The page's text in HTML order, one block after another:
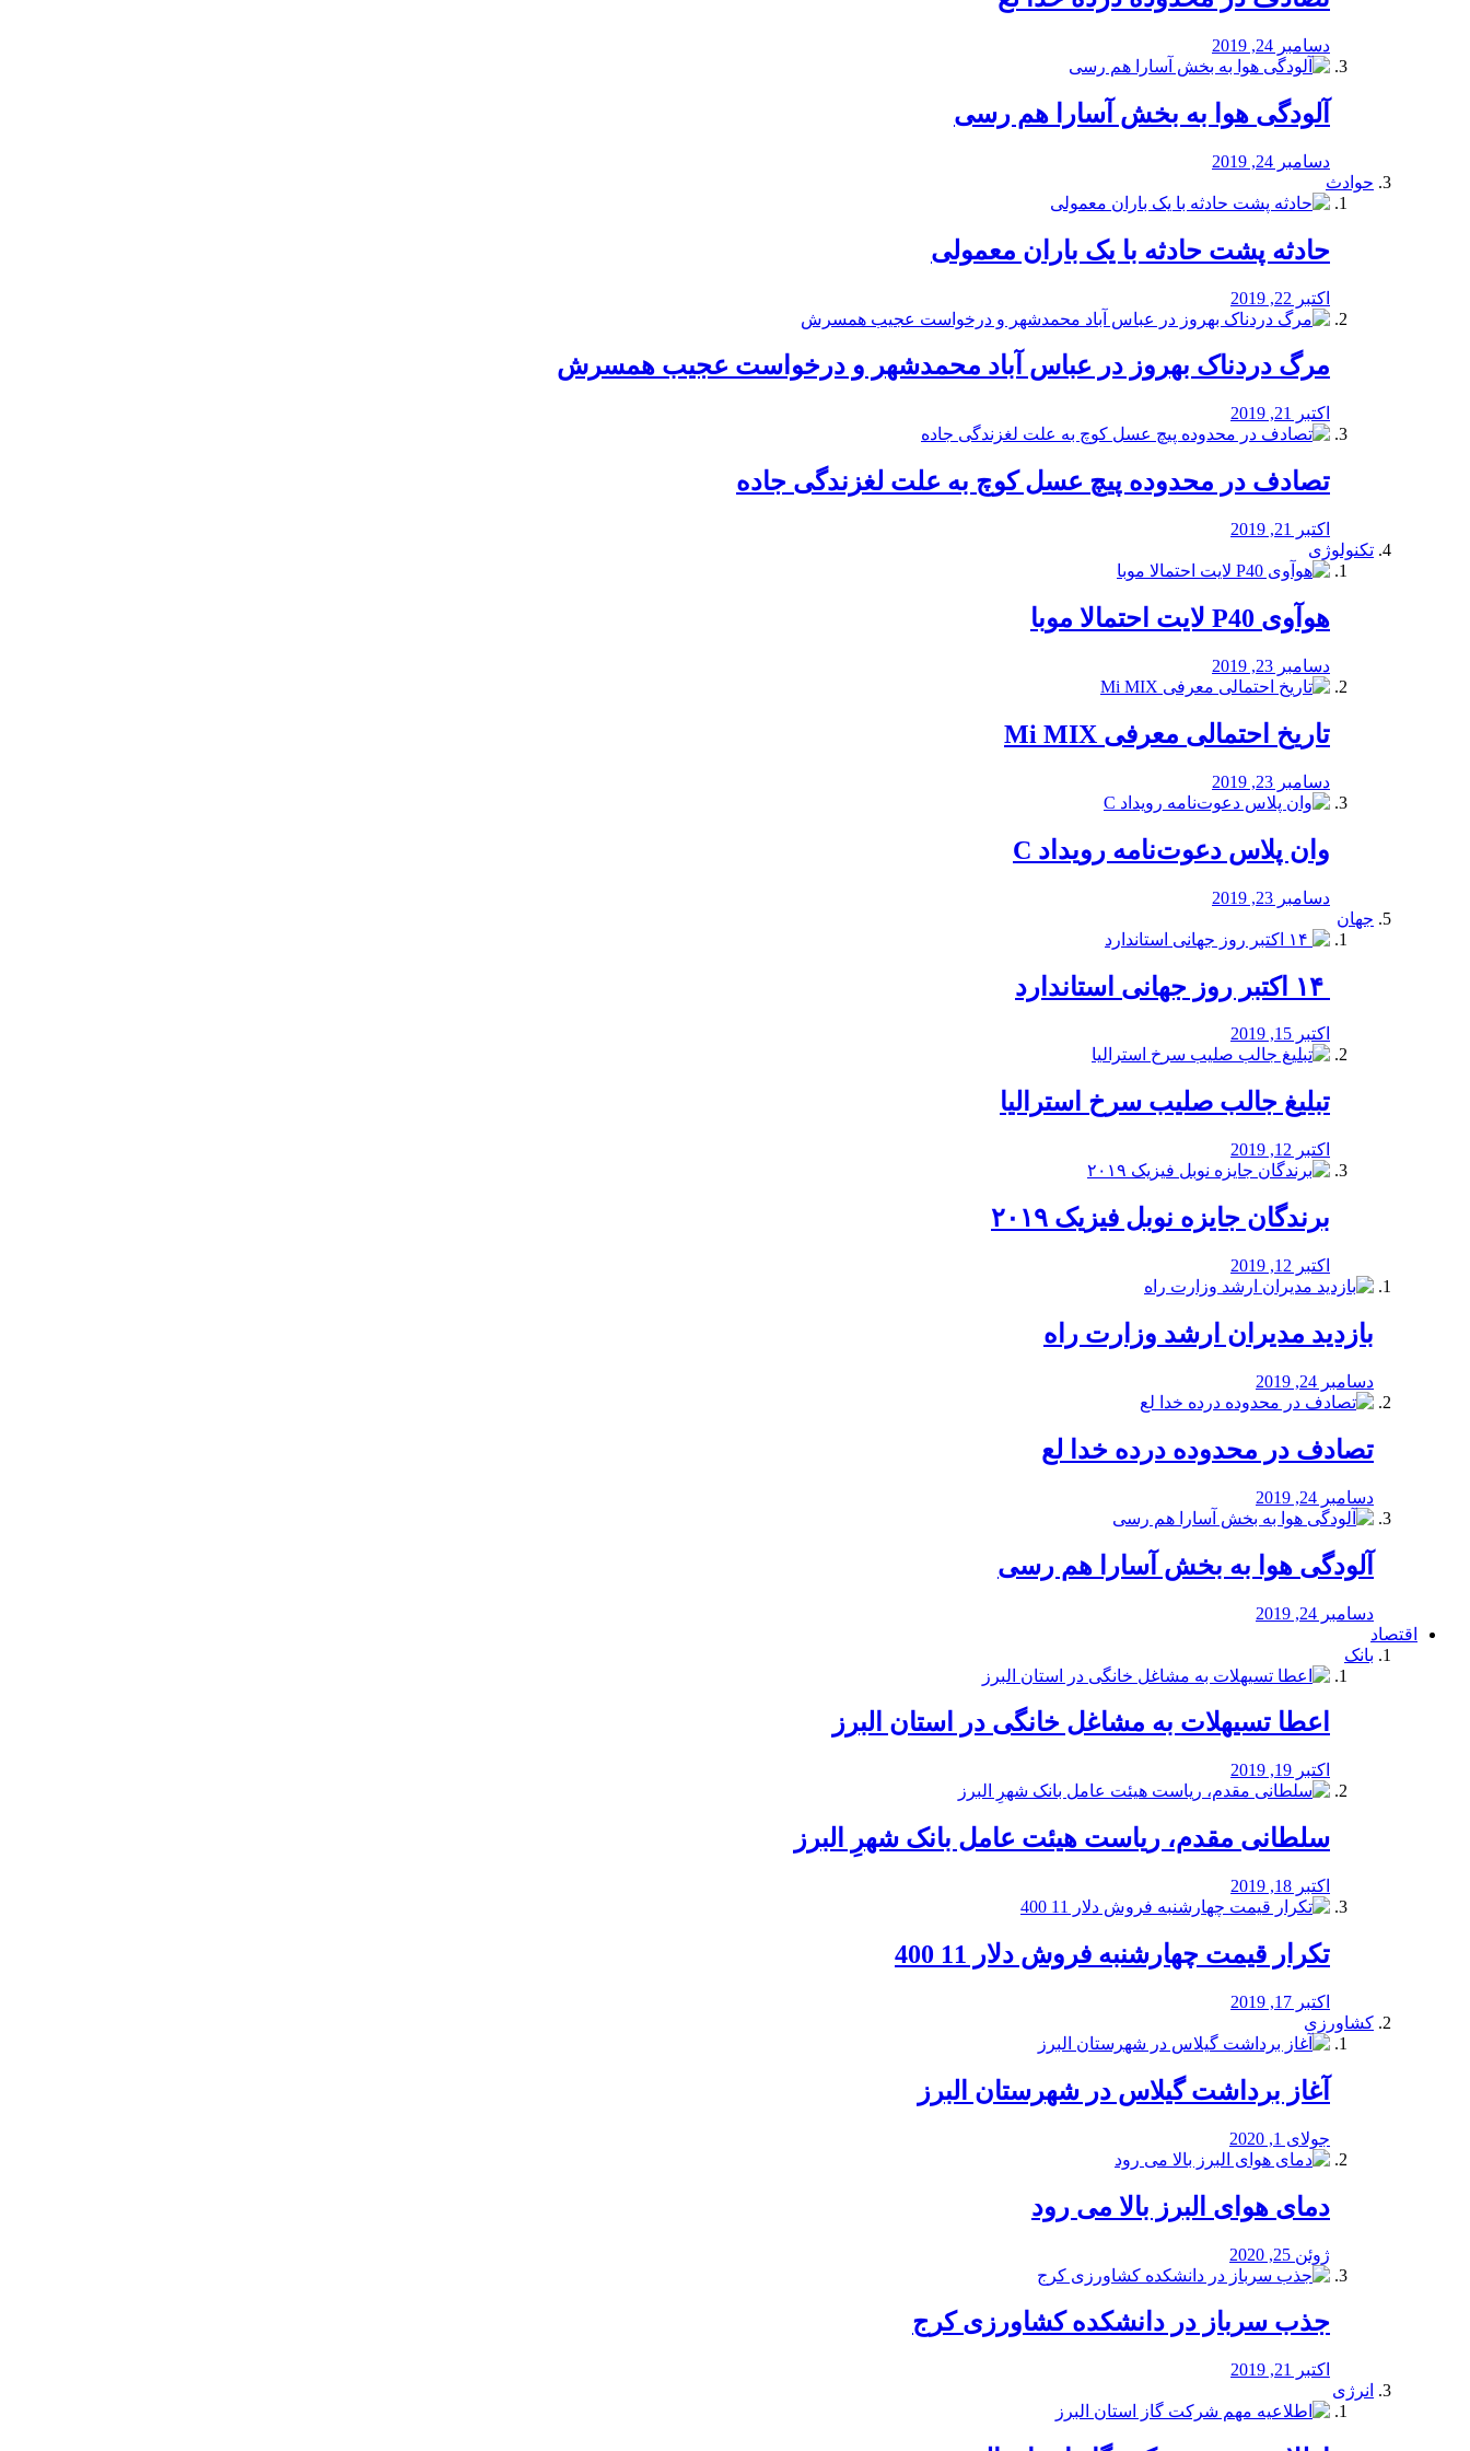
دسامبر 24, 2019
آلودگی هوا به بخش آسارا هم رسی
دسامبر 24, 2019
حوادث
️حادثه پشت حادثه با یک باران معمولی
اکتبر 22, 2019
مرگ دردناک بهروز در عباس آباد محمدشهر و درخواست عجیب همسرش
اکتبر 21, 2019
تصادف در محدوده پیچ عسل کوچ به علت لغزندگی جاده
اکتبر 21, 2019
تکنولوژی
هوآوی P40 لایت احتمالا موبا
دسامبر 23, 2019
تاریخ احتمالی معرفی Mi MIX
دسامبر 23, 2019
وان پلاس دعوت‌نامه رویداد C
دسامبر 23, 2019
جهان
اکتبر 15, 2019
تبلیغ جالب صلیب سرخ استرالیا
اکتبر 12, 2019
برندگان جایزه نوبل فیزیک ۲۰۱۹
اکتبر 12, 2019
بازدید مدیران ارشد وزارت راه
دسامبر 24, 2019
تصادف در محدوده درده خدا لع
دسامبر 24, 2019
آلودگی هوا به بخش آسارا هم رسی
دسامبر 24, 2019
اقتصاد
بانک
️اعطا تسیهلات به مشاغل خانگی در استان البرز
اکتبر 19, 2019
سلطانی مقدم، ریاست هیئت عامل بانک شهرِ البرز
اکتبر 18, 2019
تکرار قیمت چهارشنبه فروش دلار 11 400
اکتبر 17, 2019
کشاورزی
آغاز برداشت گیلاس در شهرستان البرز
جولای 1, 2020
دمای هوای البرز بالا می رود
ژوئن 25, 2020
جذب سرباز در دانشکده کشاورزی کرج
اکتبر 21, 2019
انرژی